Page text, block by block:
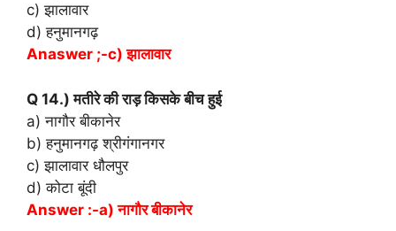
c) झालावार
d) हनुमानगढ़
Anaswer ;-c) झालावार
Q 14.) मतीरे की राड़ किसके बीच हुई
a) नागौर बीकानेर
b) हनुमानगढ़ श्रीगंगानगर
c) झालावार धौलपुर
d) कोटा बूंदी
Answer :-a) नागौर बीकानेर